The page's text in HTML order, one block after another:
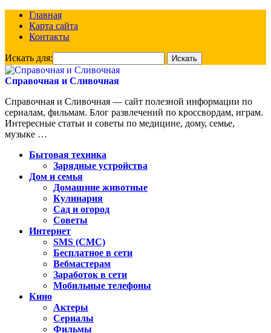
Главная
Карта сайта
Контакты
Искать для:
Справочная и Сливочная
Справочная и Сливочная — сайт полезной информации по
сериалам, фильмам. Блог развлечений по кроссвордам, играм.
Интересные статьи и советы по медицине, дому, семье,
музыке …
Бытовая техника
Зарядные устройства
Дом и семья
Домашние животные
Кулинария
Сад и огород
Советы
Интернет
SMS (СМС)
Бесплатное в сети
Вебмастерам
Заработок в сети
Мобильные телефоны
Кино
Актеры
Сериалы
Фильмы